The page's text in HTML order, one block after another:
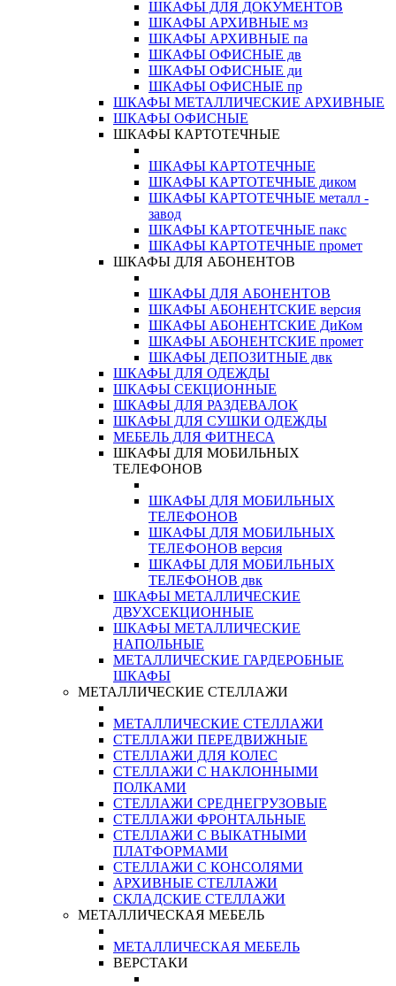
ШКАФЫ ДЛЯ ДОКУМЕНТОВ
ШКАФЫ АРХИВНЫЕ мз
ШКАФЫ АРХИВНЫЕ па
ШКАФЫ ОФИСНЫЕ дв
ШКАФЫ ОФИСНЫЕ ди
ШКАФЫ ОФИСНЫЕ пр
ШКАФЫ МЕТАЛЛИЧЕСКИЕ АРХИВНЫЕ
ШКАФЫ ОФИСНЫЕ
ШКАФЫ КАРТОТЕЧНЫЕ
ШКАФЫ КАРТОТЕЧНЫЕ
ШКАФЫ КАРТОТЕЧНЫЕ диком
ШКАФЫ КАРТОТЕЧНЫЕ металл -
завод
ШКАФЫ КАРТОТЕЧНЫЕ пакс
ШКАФЫ КАРТОТЕЧНЫЕ промет
ШКАФЫ ДЛЯ АБОНЕНТОВ
ШКАФЫ ДЛЯ АБОНЕНТОВ
ШКАФЫ АБОНЕНТСКИЕ версия
ШКАФЫ АБОНЕНТСКИЕ ДиКом
ШКАФЫ АБОНЕНТСКИЕ промет
ШКАФЫ ДЕПОЗИТНЫЕ двк
ШКАФЫ ДЛЯ ОДЕЖДЫ
ШКАФЫ СЕКЦИОННЫЕ
ШКАФЫ ДЛЯ РАЗДЕВАЛОК
ШКАФЫ ДЛЯ СУШКИ ОДЕЖДЫ
МЕБЕЛЬ ДЛЯ ФИТНЕСА
ШКАФЫ ДЛЯ МОБИЛЬНЫХ
ТЕЛЕФОНОВ
ШКАФЫ ДЛЯ МОБИЛЬНЫХ
ТЕЛЕФОНОВ
ШКАФЫ ДЛЯ МОБИЛЬНЫХ
ТЕЛЕФОНОВ версия
ШКАФЫ ДЛЯ МОБИЛЬНЫХ
ТЕЛЕФОНОВ двк
ШКАФЫ МЕТАЛЛИЧЕСКИЕ
ДВУХСЕКЦИОННЫЕ
ШКАФЫ МЕТАЛЛИЧЕСКИЕ
НАПОЛЬНЫЕ
МЕТАЛЛИЧЕСКИЕ ГАРДЕРОБНЫЕ
ШКАФЫ
МЕТАЛЛИЧЕСКИЕ СТЕЛЛАЖИ
МЕТАЛЛИЧЕСКИЕ СТЕЛЛАЖИ
СТЕЛЛАЖИ ПЕРЕДВИЖНЫЕ
СТЕЛЛАЖИ ДЛЯ КОЛЕС
СТЕЛЛАЖИ С НАКЛОННЫМИ
ПОЛКАМИ
СТЕЛЛАЖИ СРЕДНЕГРУЗОВЫЕ
СТЕЛЛАЖИ ФРОНТАЛЬНЫЕ
СТЕЛЛАЖИ С ВЫКАТНЫМИ
ПЛАТФОРМАМИ
СТЕЛЛАЖИ С КОНСОЛЯМИ
АРХИВНЫЕ СТЕЛЛАЖИ
СКЛАДСКИЕ СТЕЛЛАЖИ
МЕТАЛЛИЧЕСКАЯ МЕБЕЛЬ
МЕТАЛЛИЧЕСКАЯ МЕБЕЛЬ
ВЕРСТАКИ